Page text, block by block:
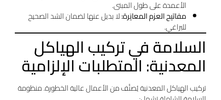
الأعمدة على طول المبنى.
مفاتيح العزم المعايَرة:لا بديل عنها لضمان الشد الصحيح
للبراغي.
السلامة في تركيب الهياكل
المعدنية: المتطلبات الإلزامية
تركيب الهياكل المعدنية يُصنَّف من الأعمال عالية الخطورة. منظومة